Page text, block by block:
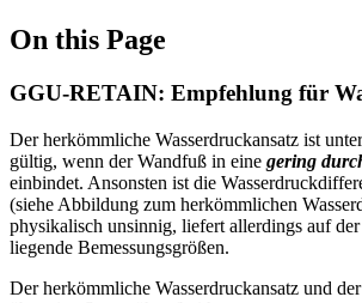
On this Page
GGU-RETAIN: Empfehlung für
Der herkömmliche Wasserdruckansatz ist
gültig, wenn der Wandfuß in eine gering
einbindet. Ansonsten ist die
(siehe Abbildung zum herkömmlichen
physikalisch unsinnig, liefert allerdings auf der
liegende Bemessungsgrößen.
Der herkömmliche Wasserdruckansatz und